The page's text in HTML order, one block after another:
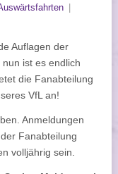
Auflagen der
ist es endlich
die Fanabteilung
VfL an!
Anmeldungen
Fanabteilung
volljährig sein.